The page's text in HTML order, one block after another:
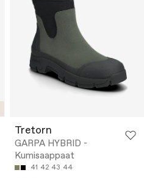
Tretorn
GARPA HYBRID -
Kumisaappaat
41 42 43 44